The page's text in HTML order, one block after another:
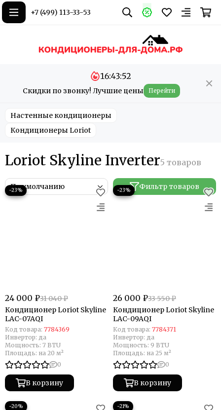
+7 (499) 113-33-53
Скидки по звонку! Лучшие цены
16:43:50
Перейти
Настенные кондиционеры
Кондиционеры Loriot
Loriot Skyline Inverter
Фильтр товаров
−23%
24 000 ₽31 040 ₽
Кондиционер Loriot Skyline
LAC-07AQI
Код товара: 7784369
Инвертор: да
Мощность: 7 BTU
Площадь: на 20 м²
0
В корзину
−23%
26 000 ₽33 550 ₽
Кондиционер Loriot Skyline
LAC-09AQI
Код товара: 7784371
Инвертор: да
Мощность: 9 BTU
Площадь: на 25 м²
0
В корзину
−20% −21%